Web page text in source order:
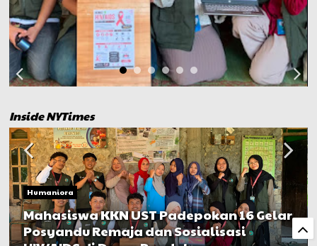
Inside NYTimes
Humaniora
Mahasiswa KKN UST Padepokan 16 Gelar
Posyandu Remaja dan Sosialisasi